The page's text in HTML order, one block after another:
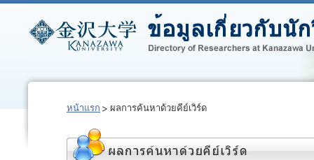
หน้าแรก ผลการค้นหาด้วยคีย์เวิร์ด